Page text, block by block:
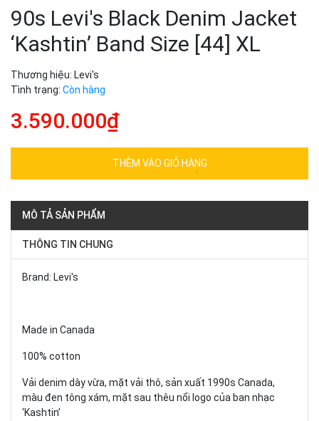
90s Levi's Black Denim Jacket
‘Kashtin’ Band Size [44] XL
Thương hiệu: Levi's
Tình trạng: Còn hàng
3.590.000₫
THÊM VÀO GIỎ HÀNG
MÔ TẢ SẢN PHẨM
THÔNG TIN CHUNG
Brand: Levi's
Made in Canada
100% cotton
Vải denim dày vừa, mặt vải thô, sản xuất 1990s Canada,
màu đen tông xám, mặt sau thêu nổi logo của ban nhạc
‘Kashtin’